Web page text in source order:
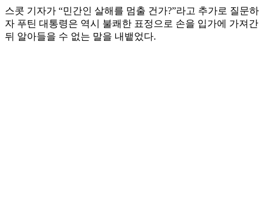
스콧 기자가 “민간인 살해를 멈출 건가?”라고 추가로 질문하
자 푸틴 대통령은 역시 불쾌한 표정으로 손을 입가에 가져간
뒤 알아들을 수 없는 말을 내뱉었다.